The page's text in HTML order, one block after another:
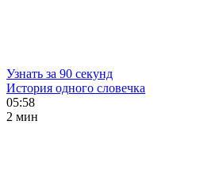
Узнать за 90 секунд
История одного словечка
05:58
2 мин